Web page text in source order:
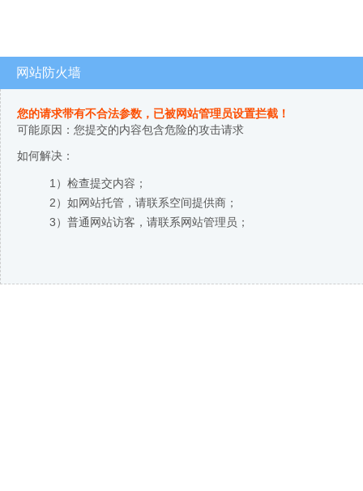
网站防火墙
您的请求带有不合法参数，已被网站管理员设置拦截！
可能原因：您提交的内容包含危险的攻击请求
如何解决：
1）检查提交内容；
2）如网站托管，请联系空间提供商；
3）普通网站访客，请联系网站管理员；